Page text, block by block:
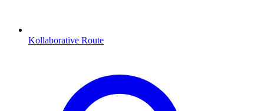
Kollaborative Route